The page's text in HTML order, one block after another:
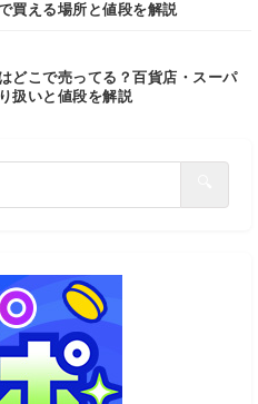
買える場所と値段を解説
どこで売ってる？百貨店・スーパ
扱いと値段を解説